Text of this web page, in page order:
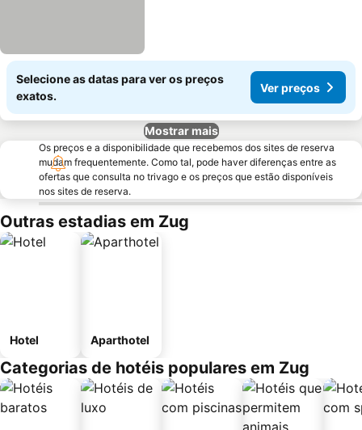
Selecione as datas para ver os preços
exatos.
Ver preços
Mostrar mais
Os preços e a disponibilidade que recebemos dos sites de reserva
mudam frequentemente. Como tal, pode haver diferenças entre as
ofertas que consulta no trivago e os preços que estão disponíveis
nos sites de reserva.
Outras estadias em Zug
Hotel Aparthotel
Categorias de hotéis populares em Zug